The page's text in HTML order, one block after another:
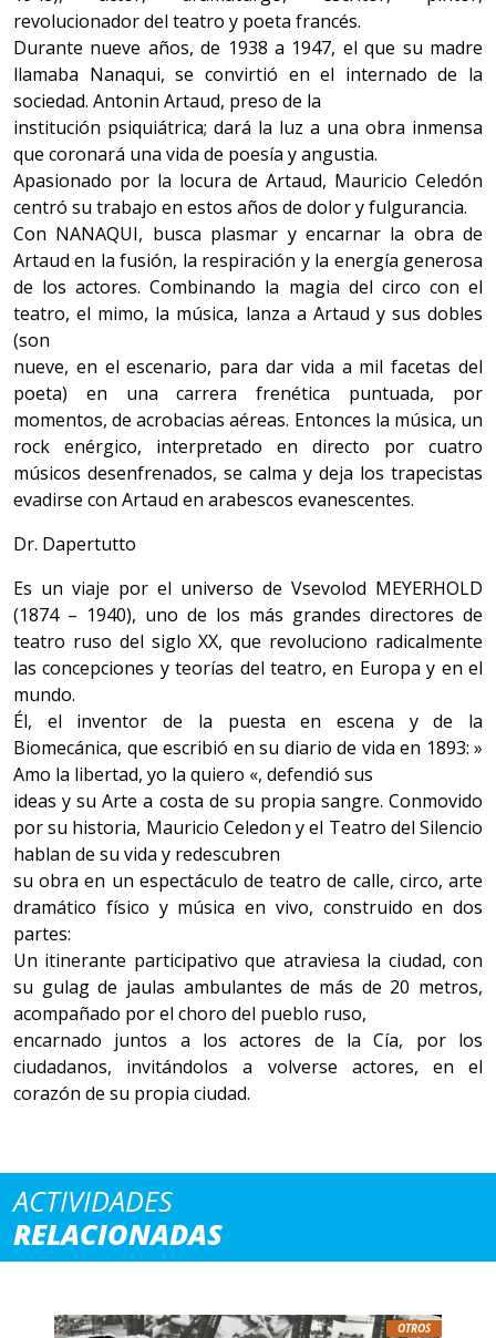
revolucionador del teatro y poeta francés.
Durante nueve años, de 1938 a 1947, el que su madre
llamaba Nanaqui, se convirtió en el internado de la
sociedad. Antonin Artaud, preso de la
institución psiquiátrica; dará la luz a una obra inmensa
que coronará una vida de poesía y angustia.
Apasionado por la locura de Artaud, Mauricio Celedón
centró su trabajo en estos años de dolor y fulgurancia.
Con NANAQUI, busca plasmar y encarnar la obra de
Artaud en la fusión, la respiración y la energía generosa
de los actores. Combinando la magia del circo con el
teatro, el mimo, la música, lanza a Artaud y sus dobles
(son
nueve, en el escenario, para dar vida a mil facetas del
poeta) en una carrera frenética puntuada, por
momentos, de acrobacias aéreas. Entonces la música, un
rock enérgico, interpretado en directo por cuatro
músicos desenfrenados, se calma y deja los trapecistas
evadirse con Artaud en arabescos evanescentes.
Dr. Dapertutto
Es un viaje por el universo de Vsevolod MEYERHOLD
(1874 – 1940), uno de los más grandes directores de
teatro ruso del siglo XX, que revoluciono radicalmente
las concepciones y teorías del teatro, en Europa y en el
mundo.
Él, el inventor de la puesta en escena y de la
Biomecánica, que escribió en su diario de vida en 1893: »
Amo la libertad, yo la quiero «, defendió sus
ideas y su Arte a costa de su propia sangre. Conmovido
por su historia, Mauricio Celedon y el Teatro del Silencio
hablan de su vida y redescubren
su obra en un espectáculo de teatro de calle, circo, arte
dramático físico y música en vivo, construido en dos
partes:
Un itinerante participativo que atraviesa la ciudad, con
su gulag de jaulas ambulantes de más de 20 metros,
acompañado por el choro del pueblo ruso,
encarnado juntos a los actores de la Cía, por los
ciudadanos, invitándolos a volverse actores, en el
corazón de su propia ciudad.
ACTIVIDADES
RELACIONADAS
OTROS